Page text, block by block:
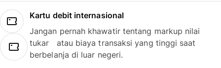
Kartu debit internasional
Jangan pernah khawatir tentang markup nilai
tukar atau biaya transaksi yang tinggi saat
berbelanja di luar negeri.